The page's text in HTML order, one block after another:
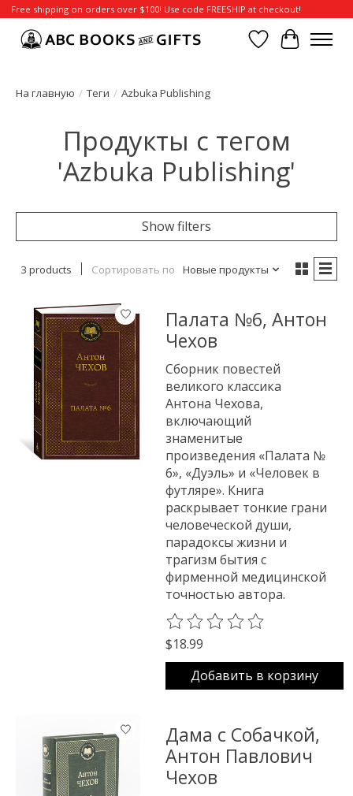
Free shipping on orders over $100! Use code FREESHIP at checkout!
Отложенные
Корзина
На главную / Теги / Azbuka Publishing
Продукты с тегом
'Azbuka Publishing'
Show filters
3 products Сортировать по Новые продукты
Палата №6, Антон
Чехов
Сборник повестей
великого классика
Антона Чехова,
включающий
знаменитые
произведения «Палата №
6», «Дуэль» и «Человек в
футляре». Книга
раскрывает тонкие грани
человеческой души,
парадоксы жизни и
трагизм бытия с
фирменной медицинской
точностью автора.
The rating of this product is
$18.99
Добавить в корзину
Дама с Собачкой,
Антон Павлович
Чехов